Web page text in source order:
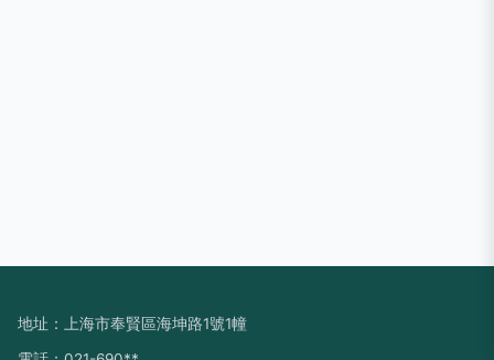
地址：上海市奉賢區海坤路1號1幢